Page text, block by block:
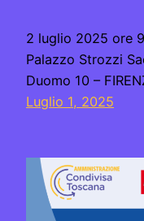
2 luglio 2025 ore
Palazzo Strozzi
Duomo 10 –
Luglio 1, 2025